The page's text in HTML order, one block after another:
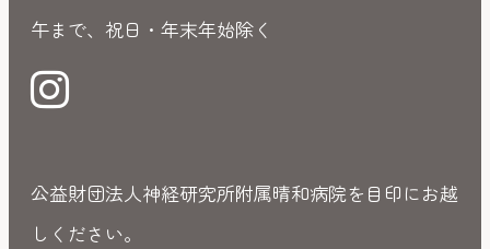
午まで、祝日・年末年始除く
公益財団法人神経研究所附属晴和病院を目印にお越
しください。